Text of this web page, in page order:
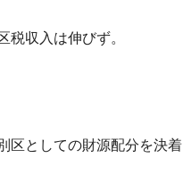
収入は伸びず。
区としての財源配分を決着